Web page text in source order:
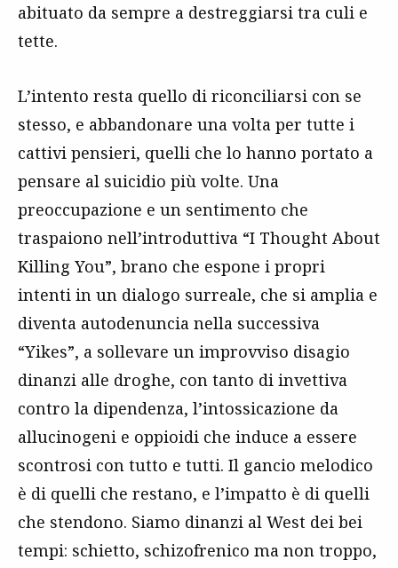
abituato da sempre a destreggiarsi tra culi e
tette.
L’intento resta quello di riconciliarsi con se
stesso, e abbandonare una volta per tutte i
cattivi pensieri, quelli che lo hanno portato a
pensare al suicidio più volte. Una
preoccupazione e un sentimento che
traspaiono nell’introduttiva “I Thought About
Killing You”, brano che espone i propri
intenti in un dialogo surreale, che si amplia e
diventa autodenuncia nella successiva
“Yikes”, a sollevare un improvviso disagio
dinanzi alle droghe, con tanto di invettiva
contro la dipendenza, l’intossicazione da
allucinogeni e oppioidi che induce a essere
scontrosi con tutto e tutti. Il gancio melodico
è di quelli che restano, e l’impatto è di quelli
che stendono. Siamo dinanzi al West dei bei
tempi: schietto, schizofrenico ma non troppo,